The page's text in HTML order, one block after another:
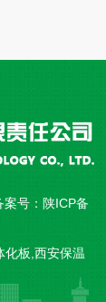
案号： 陕ICP备
化板,西安保温